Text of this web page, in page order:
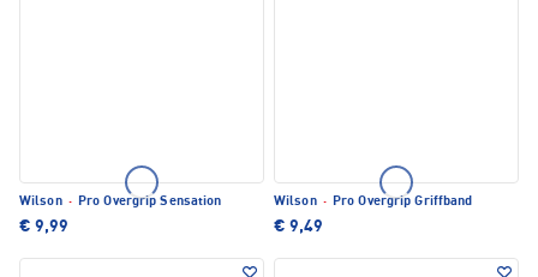
Wilson · Pro Overgrip Sensation
€ 9,99
Wilson · Pro Overgrip Griffband
€ 9,49